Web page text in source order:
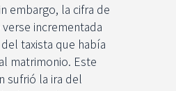
embargo, la cifra de
incrementada
taxista que había
matrimonio. Este
sufrió la ira del